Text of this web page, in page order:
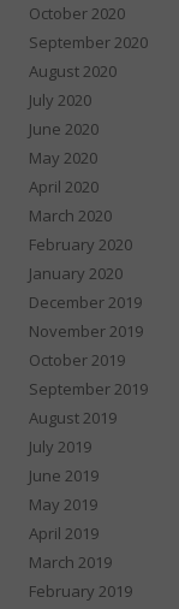
October 2020
September 2020
August 2020
July 2020
June 2020
May 2020
April 2020
March 2020
February 2020
January 2020
December 2019
November 2019
October 2019
September 2019
August 2019
July 2019
June 2019
May 2019
April 2019
March 2019
February 2019